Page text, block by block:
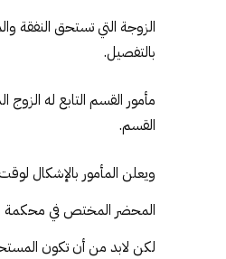
الزوجة التي تستحق النفقة
بالتفصيل.
مأمور القسم التابع له
القسم.
ويعلن المأمور بالإشكال
المحضر المختص في محكمة
لكن لابد من أن تكون